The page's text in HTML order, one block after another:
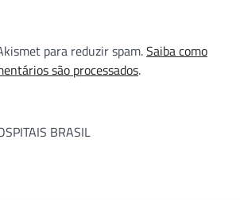
para reduzir spam.Saiba como
são processados.
BRASIL